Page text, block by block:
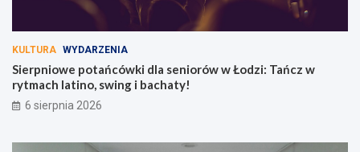
KULTURA WYDARZENIA
Sierpniowe potańcówki dla seniorów w Łodzi: Tańcz w
rytmach latino, swing i bachaty!
6 sierpnia 2026